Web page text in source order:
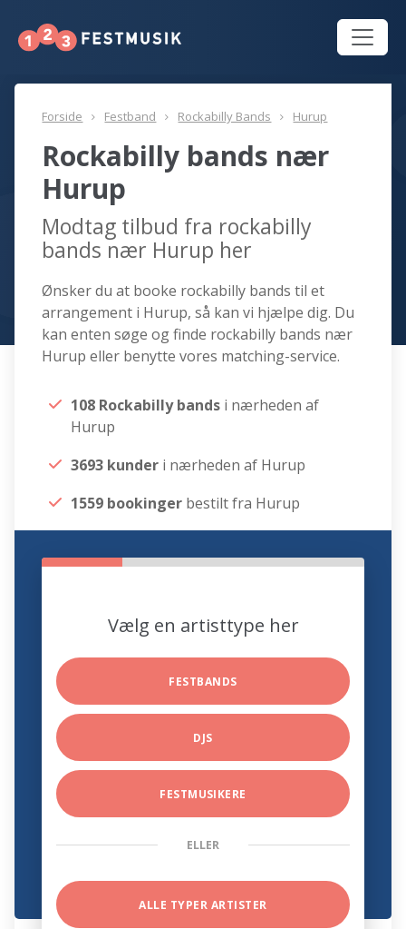
Forside Festband Rockabilly Bands Hurup
Rockabilly bands nær
Hurup
Modtag tilbud fra rockabilly
bands nær Hurup her
Ønsker du at booke rockabilly bands til et
arrangement i Hurup, så kan vi hjælpe dig. Du
kan enten søge og finde rockabilly bands nær
Hurup eller benytte vores matching-service.
108 Rockabilly bands i nærheden af
Hurup
3693 kunder i nærheden af Hurup
1559 bookinger bestilt fra Hurup
Vælg en artisttype her
FESTBANDS
DJS
FESTMUSIKERE
ELLER
ALLE TYPER ARTISTER